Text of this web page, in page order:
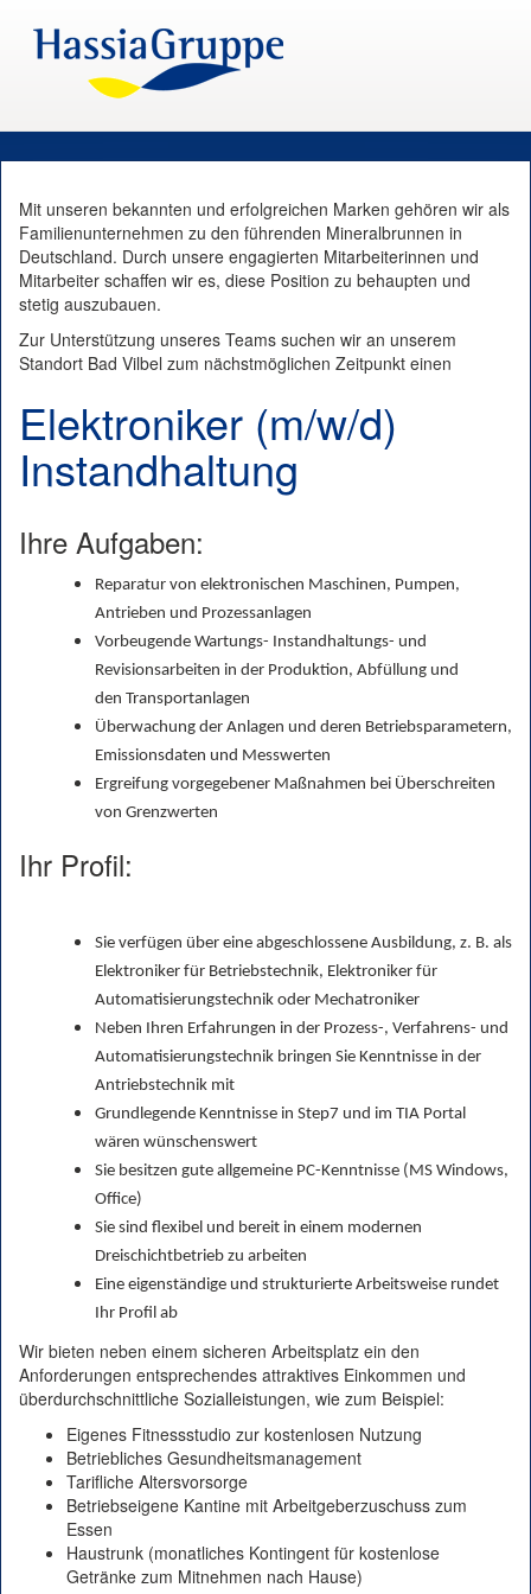
Mit unseren bekannten und erfolgreichen Marken gehören wir als
Familienunternehmen zu den führenden Mineralbrunnen in
Deutschland. Durch unsere engagierten Mitarbeiterinnen und
Mitarbeiter schaffen wir es, diese Position zu behaupten und
stetig auszubauen.
Zur Unterstützung unseres Teams suchen wir an unserem
Standort Bad Vilbel zum nächstmöglichen Zeitpunkt einen
Elektroniker (m/w/d)
Instandhaltung
Ihre Aufgaben:
Reparatur von elektronischen Maschinen, Pumpen,
Antrieben und Prozessanlagen
Vorbeugende Wartungs- Instandhaltungs- und
Revisionsarbeiten in der Produktion, Abfüllung und
den Transportanlagen
Überwachung der Anlagen und deren Betriebsparametern,
Emissionsdaten und Messwerten
Ergreifung vorgegebener Maßnahmen bei Überschreiten
von Grenzwerten
Ihr Profil:
Sie verfügen über eine abgeschlossene Ausbildung, z. B. als
Elektroniker für Betriebstechnik, Elektroniker für
Automatisierungstechnik oder Mechatroniker
Neben Ihren Erfahrungen in der Prozess-, Verfahrens- und
Automatisierungstechnik bringen Sie Kenntnisse in der
Antriebstechnik mit
Grundlegende Kenntnisse in Step7 und im TIA Portal
wären wünschenswert
Sie besitzen gute allgemeine PC-Kenntnisse (MS Windows,
Office)
Sie sind flexibel und bereit in einem modernen
Dreischichtbetrieb zu arbeiten
Eine eigenständige und strukturierte Arbeitsweise rundet
Ihr Profil ab
Wir bieten neben einem sicheren Arbeitsplatz ein den
Anforderungen entsprechendes attraktives Einkommen und
überdurchschnittliche Sozialleistungen, wie zum Beispiel:
Eigenes Fitnessstudio zur kostenlosen Nutzung
Betriebliches Gesundheitsmanagement
Tarifliche Altersvorsorge
Betriebseigene Kantine mit Arbeitgeberzuschuss zum
Essen
Haustrunk (monatliches Kontingent für kostenlose
Getränke zum Mitnehmen nach Hause)